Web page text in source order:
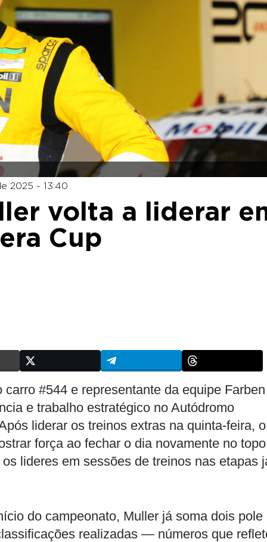
2025 - 13:40
volta a liderar
Cup
#544 e representante da equipe
e trabalho estratégico no Autódromo
liderar os treinos extras na quinta-feira, o
força ao fechar o dia novamente no topo
lideres em sessões de treinos nas etapas
do campeonato, Muller já soma dois pole
realizadas — números que